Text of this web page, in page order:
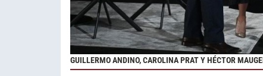
GUILLERMO ANDINO, CAROLINA PRAT Y HÉCTOR